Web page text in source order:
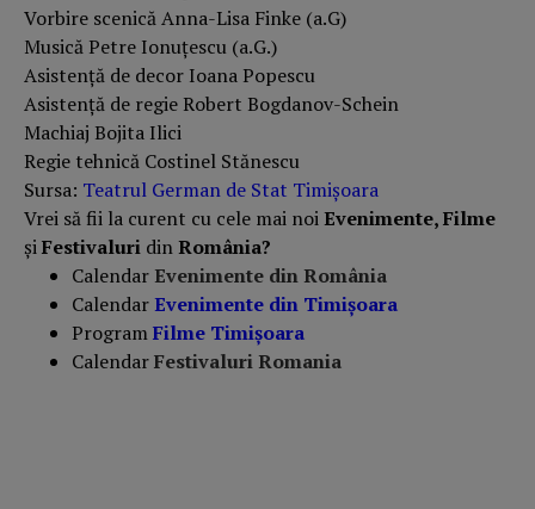
Vorbire scenică Anna-Lisa Finke (a.G)
Musică Petre Ionuțescu (a.G.)
Asistență de decor Ioana Popescu
Asistență de regie Robert Bogdanov-Schein
Machiaj Bojita Ilici
Regie tehnică Costinel Stănescu
Sursa: Teatrul German de Stat Timișoara
Vrei să fii la curent cu cele mai noiEvenimente, Filme
șiFestivaluri dinRomânia?
Calendar Evenimente din România
CalendarEvenimente din Timișoara
ProgramFilme Timișoara
CalendarFestivaluri Romania